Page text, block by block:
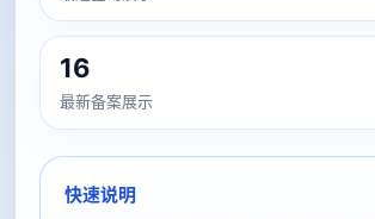
16
最新备案展示
快速说明